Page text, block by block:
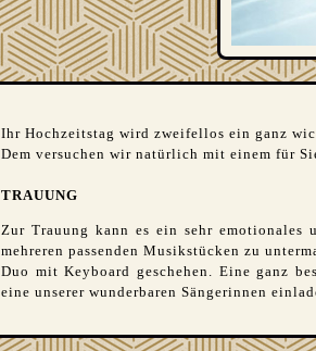
Ihr Hochzeitstag wird zweifellos ein ganz
Dem versuchen wir natürlich mit einem für
TRAUUNG
Zur Trauung kann es ein sehr emotionales
mehreren passenden Musikstücken zu
Duo mit Keyboard geschehen. Eine ganz
eine unserer wunderbaren Sängerinnen